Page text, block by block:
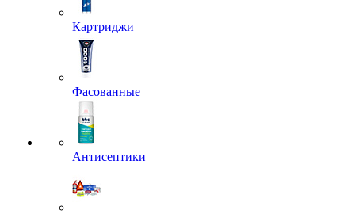
Картриджи
Фасованные
Антисептики